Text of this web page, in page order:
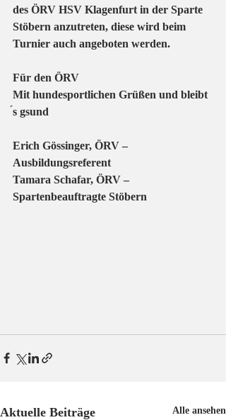
des ÖRV HSV Klagenfurt in der Sparte
Stöbern anzutreten, diese wird beim
Turnier auch angeboten werden.
Für den ÖRV
Mit hundesportlichen Grüßen und bleibt
́s gsund
Erich Gössinger, ÖRV –
Ausbildungsreferent
Tamara Schafar, ÖRV –
Spartenbeauftragte Stöbern
Aktuelle Beiträge Alle ansehen